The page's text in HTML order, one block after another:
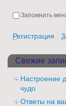
Запомнить
Регистрация
Свежие
Настроение
чудо
Ответы на